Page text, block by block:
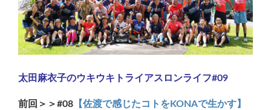
太田麻衣子のウキウキトライアスロンライフ#09
前回＞＞#08 【佐渡で感じたコトをKONAで生かす】